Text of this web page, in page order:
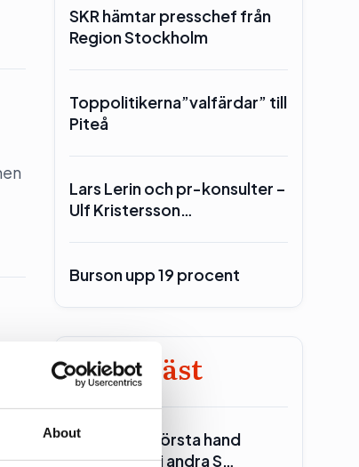
About
SKR hämtar presschef från
Region Stockholm
Toppolitikerna”valfärdar” till
Piteå
Lars Lerin och pr-konsulter –
Ulf Kristersson…
Burson upp 19 procent
Minst läst
Reinfeldt: I första hand
Miljöpartiet i andra S…